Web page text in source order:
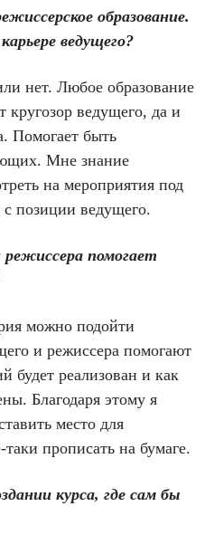
образование.
ведущего?
нет. Любое образование
кругозор ведущего, да и
Помогает быть
Мне знание
на мероприятия под
позиции ведущего.
помогает
можно подойти
и режиссера помогают
будет реализован и как
Благодаря этому я
место для
прописать на бумаге.
курса, где сам бы